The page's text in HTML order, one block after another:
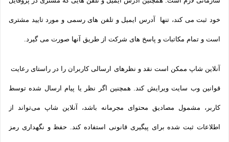
خود ثبت می­ کند، تنها آدرس ایمیل و تلفن­ های رسمی و مورد تایید مشتری
است و تمام مکاتبات و پاسخ های شرکت از طریق آنها صورت می گیرد.
آنلاین شاپ ممکن است نقد و نظرهای ارسالی کاربران را در راستای رعایت
قوانین وب سایت ویرایش کند. همچنین اگر نظر یا پیام ارسال شده توسط
کاربر، مشمول مصادیق محتوای مجرمانه باشد، آنلاین شاپ می‌تواند از
اطلاعات ثبت شده برای پیگیری قانونی استفاده کند. حفظ و نگهداری رمز